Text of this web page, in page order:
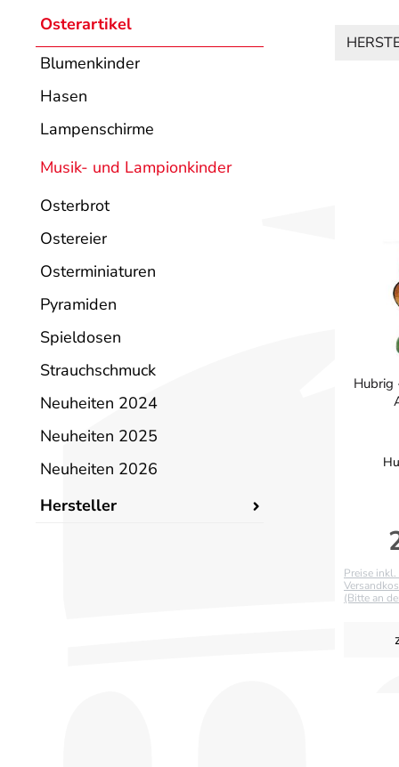
Osterartikel
Blumenkinder
Hasen
Lampenschirme
Musik- und Lampionkinder
Osterbrot
Ostereier
Osterminiaturen
Pyramiden
Spieldosen
Strauchschmuck
Neuheiten 2024
Neuheiten 2025
Neuheiten 2026
Hersteller
Hubrig
Preise
(Bitte an